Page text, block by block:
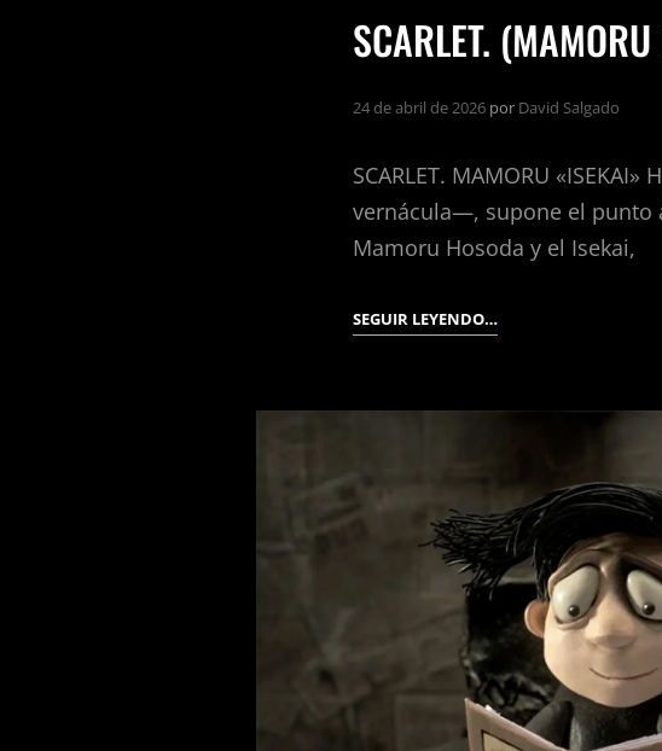
SCARLET.
24 de abril de 2026 por David Salgado
SCARLET. MAMORU
vernácula—, supone el punto
Mamoru Hosoda y el Isekai,
SEGUIR LEYENDO…SCARLET.
2025).